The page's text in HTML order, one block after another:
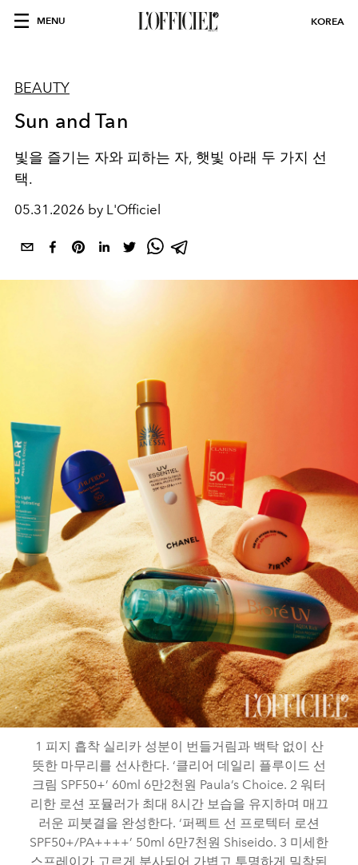
MENU KOREA
BEAUTY
Sun and Tan
빛을 즐기는 자와 피하는 자, 햇빛 아래 두 가지 선
택.
05.31.2026 by L'Officiel
1 피지 흡착 실리카 성분이 번들거림과 백탁 없이 산
뜻한 마무리를 선사한다. ‘클리어 데일리 플루이드 선
크림 SPF50+’ 60ml 6만2천원 Paula’s Choice. 2 워터
리한 로션 포뮬러가 최대 8시간 보습을 유지하며 매끄
러운 피붓결을 완성한다. ‘퍼펙트 선 프로텍터 로션
SPF50+/PA++++’ 50ml 6만7천원 Shiseido. 3 미세한
스프레이가 고르게 분사되어 가볍고 투명하게 밀착된